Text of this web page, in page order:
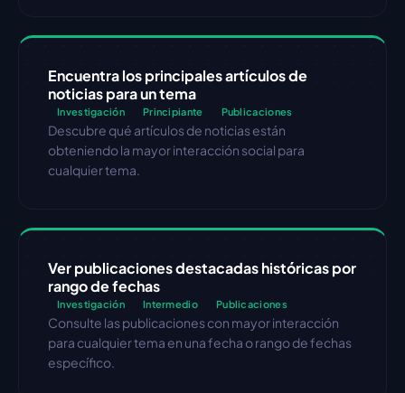
Encuentra los principales artículos de
noticias para un tema
Investigación Principiante Publicaciones
Descubre qué artículos de noticias están
obteniendo la mayor interacción social para
cualquier tema.
Ver publicaciones destacadas históricas por
rango de fechas
Investigación Intermedio Publicaciones
Consulte las publicaciones con mayor interacción
para cualquier tema en una fecha o rango de fechas
específico.